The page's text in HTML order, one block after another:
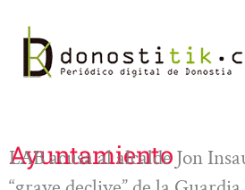
contenido
Ayuntamiento
LAB acusa al alcalde Jon